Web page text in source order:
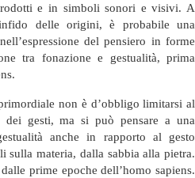
e in simboli sonori e visivi. A
delle origini, è probabile una
del pensiero in forme
tra fonazione e gestualità, prima
non è d’obbligo limitarsi al
dei gesti, ma si può pensare a una
anche in rapporto al gesto
sulla materia, dalla sabbia alla pietra.
prime epoche dell’homo sapiens.